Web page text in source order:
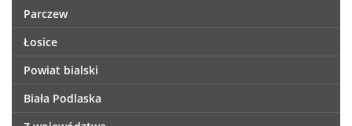
Parczew
Łosice
Powiat bialski
Biała Podlaska